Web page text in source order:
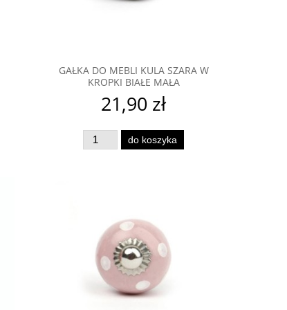
GAŁKA DO MEBLI KULA SZARA W
KROPKI BIAŁE MAŁA
21,90 zł
do koszyka